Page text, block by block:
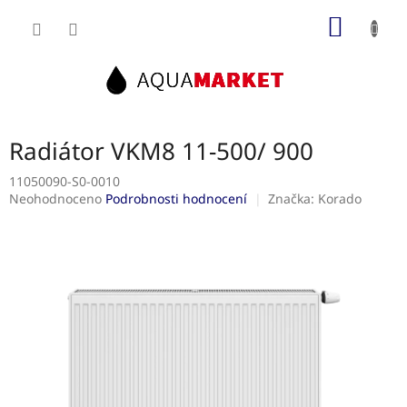
Radiátor VKM8 11-500/ 900
11050090-S0-0010
Průměrné
Neohodnoceno Podrobnosti hodnocení Značka: Korado